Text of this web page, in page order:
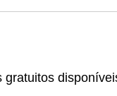
gratuitos